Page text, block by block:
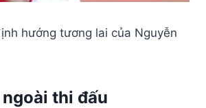
hướng tương lai của Nguyễn
thi đấu